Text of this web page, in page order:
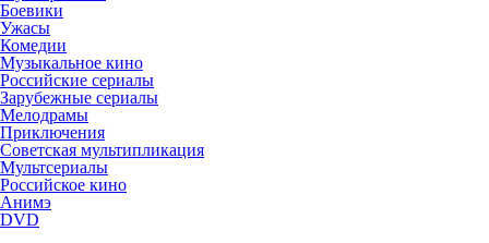
Боевики
Ужасы
Комедии
Музыкальное кино
Российские сериалы
Зарубежные сериалы
Мелодрамы
Приключения
Советская мультипликация
Мультсериалы
Российское кино
Анимэ
DVD